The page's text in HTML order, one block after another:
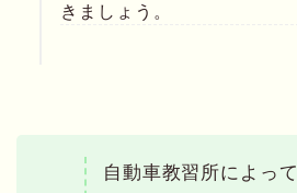
きましょう。
自動車教習所によっ